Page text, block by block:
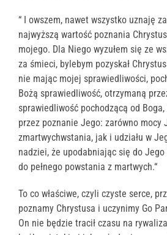
“ I owszem, nawet wszystko uznaję
najwyższą wartość poznania
mojego. Dla Niego wyzułem się ze
za śmieci, bylebym pozyskał
nie mając mojej sprawiedliwości,
Bożą sprawiedliwość, otrzymaną
sprawiedliwość pochodzącą od
przez poznanie Jego: zarówno mocy
zmartwychwstania, jak i udziału w
nadziei, że upodabniając się do
do pełnego powstania z martwych.“
To co właściwe, czyli czyste serce,
poznamy Chrystusa i uczynimy Go
On nie będzie tracił czasu na